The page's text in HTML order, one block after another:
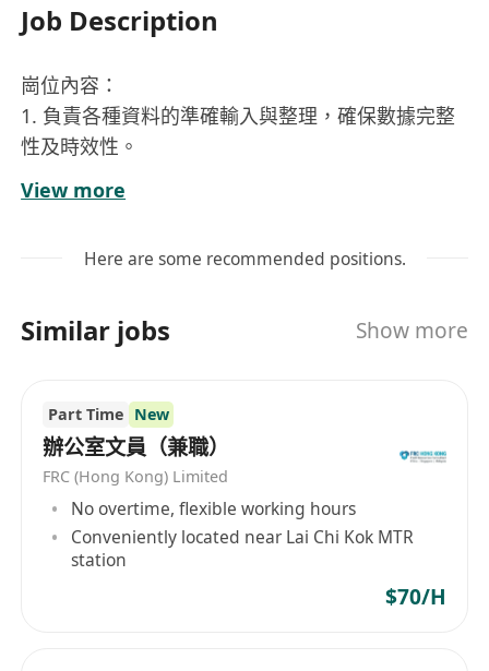
Job Description
崗位內容：
1. 負責各種資料的準確輸入與整理，確保數據完整
性及時效性。
2. 使用Excel和Word進行文件處理及數據分析，協
助日常辦公事務。
Instagram）發布相關內容，提升品牌曝光率。
Capcut、Canva或Adobe等工具製作吸引人的視覺
隊運作。
工作要求：
1. 熟練操作Microsoft Office軟體，尤其是Excel和
Word的功能應用。
2. 具備基本的社交媒體管理能力，了解如何在
View more
Here are some recommended positions.
Similar jobs Show more
Part Time New
辦公室文員（兼職）
FRC (Hong Kong) Limited
No overtime, flexible working hours
Conveniently located near Lai Chi Kok MTR
station
$70/H